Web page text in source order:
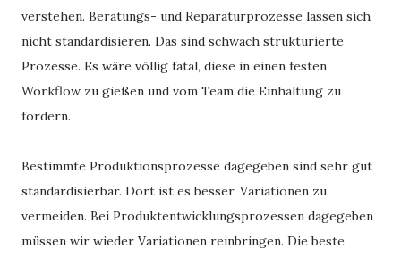
verstehen. Beratungs- und Reparaturprozesse lassen sich
nicht standardisieren. Das sind schwach strukturierte
Prozesse. Es wäre völlig fatal, diese in einen festen
Workflow zu gießen und vom Team die Einhaltung zu
fordern.
Bestimmte Produktionsprozesse dagegeben sind sehr gut
standardisierbar. Dort ist es besser, Variationen zu
vermeiden. Bei Produktentwicklungsprozessen dagegeben
müssen wir wieder Variationen reinbringen. Die beste